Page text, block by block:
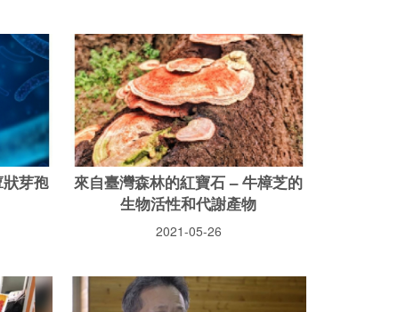
芽孢
來自臺灣森林的紅寶石 – 牛樟芝的
生物活性和代謝產物
2021-05-26